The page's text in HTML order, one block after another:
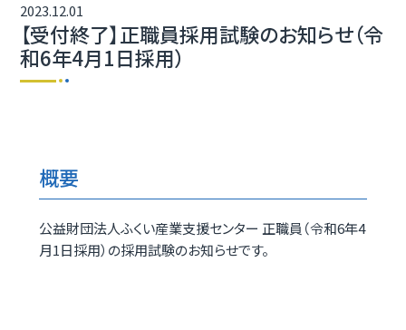
2023.12.01
【受付終了】正職員採用試験のお知らせ（令
和6年4月1日採用）
概要
公益財団法人ふくい産業支援センター 正職員（令和6年4
月1日採用）の採用試験のお知らせです。